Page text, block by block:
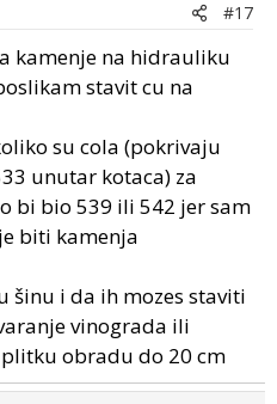
#17
kamenje na hidrauliku
stavit cu na
su cola (pokrivaju
unutar kotaca) za
bi bio 539 ili 542 jer sam
biti kamenja
šinu i da ih mozes staviti
vinograda ili
obradu do 20 cm